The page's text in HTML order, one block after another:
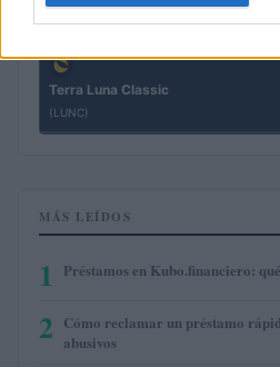
(AVAX)
Terra Luna Classic
(LUNC)
MÁS LEÍDOS
1 Préstamos en Kubo.financiero:
2 Cómo reclamar un préstamo
abusivos